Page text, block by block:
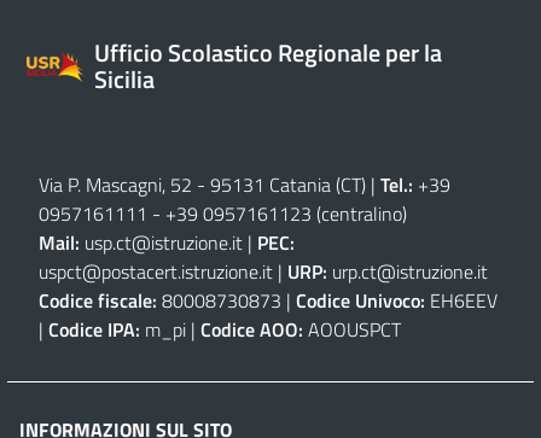
Ufficio Scolastico Regionale per la
Sicilia
Via P. Mascagni, 52 - 95131 Catania (CT) | Tel.: +39
0957161111 - +39 0957161123 (centralino)
Mail: usp.ct@istruzione.it | PEC:
uspct@postacert.istruzione.it | URP: urp.ct@istruzione.it
Codice fiscale: 80008730873 | Codice Univoco: EH6EEV
| Codice IPA: m_pi | Codice AOO: AOOUSPCT
INFORMAZIONI SUL SITO